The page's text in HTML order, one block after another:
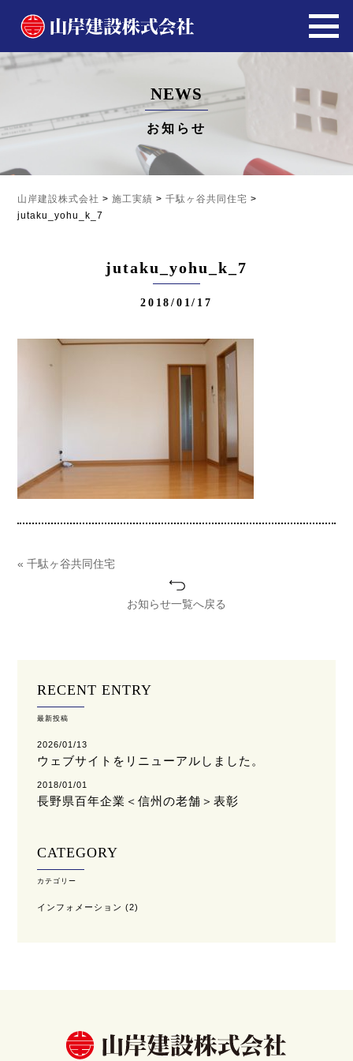
NEWS
お知らせ
山岸建設株式会社 >施工実績 >千駄ヶ谷共同住宅 >
jutaku_yohu_k_7
jutaku_yohu_k_7
2018/01/17
« 千駄ヶ谷共同住宅
お知らせ一覧へ戻る
RECENT ENTRY
最新投稿
2026/01/13
ウェブサイトをリニューアルしました。
2018/01/01
長野県百年企業＜信州の老舗＞表彰
CATEGORY
カテゴリー
インフォメーション (2)